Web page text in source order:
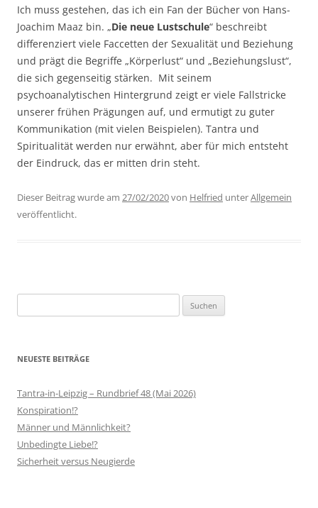
Ich muss gestehen, das ich ein Fan der Bücher von Hans-
Joachim Maaz bin. „Die neue Lustschule“ beschreibt
differenziert viele Faccetten der Sexualität und Beziehung
und prägt die Begriffe „Körperlust“ und „Beziehungslust“,
die sich gegenseitig stärken. Mit seinem
psychoanalytischen Hintergrund zeigt er viele Fallstricke
unserer frühen Prägungen auf, und ermutigt zu guter
Kommunikation (mit vielen Beispielen). Tantra und
Spiritualität werden nur erwähnt, aber für mich entsteht
der Eindruck, das er mitten drin steht.
Dieser Beitrag wurde am 27/02/2020von Helfried unterAllgemein
veröffentlicht.
nach:
NEUESTE BEITRÄGE
Tantra-in-Leipzig – Rundbrief 48 (Mai 2026)
Konspiration!?
Männer und Männlichkeit?
Unbedingte Liebe!?
Sicherheit versus Neugierde